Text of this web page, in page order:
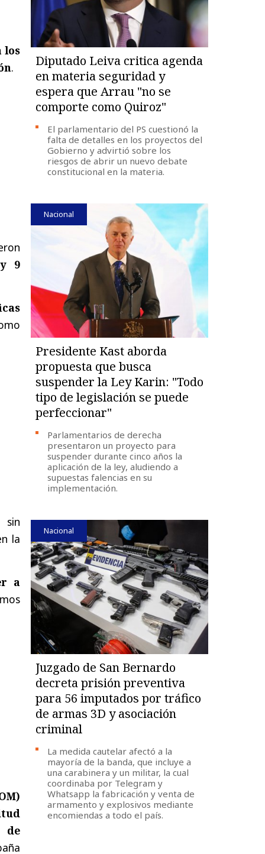
los
.
9
sin
la
a
de
Diputado Leiva critica agenda
en materia seguridad y
espera que Arrau "no se
comporte como Quiroz"
El parlamentario del PS cuestionó la
falta de detalles en los proyectos del
Gobierno y advirtió sobre los
riesgos de abrir un nuevo debate
constitucional en la materia.
Nacional
Presidente Kast aborda
propuesta que busca
suspender la Ley Karin: "Todo
tipo de legislación se puede
perfeccionar"
Parlamentarios de derecha
presentaron un proyecto para
suspender durante cinco años la
aplicación de la ley, aludiendo a
supuestas falencias en su
implementación.
Nacional
Juzgado de San Bernardo
decreta prisión preventiva
para 56 imputados por tráfico
de armas 3D y asociación
criminal
La medida cautelar afectó a la
mayoría de la banda, que incluye a
una carabinera y un militar, la cual
coordinaba por Telegram y
Whatsapp la fabricación y venta de
armamento y explosivos mediante
encomiendas a todo el país.